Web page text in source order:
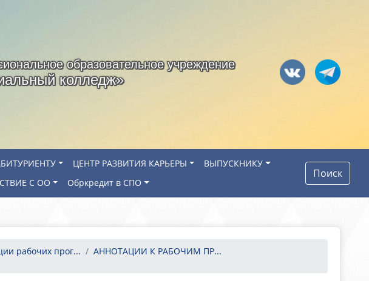
образовательное учреждение
колледж»
ЦЕНТР РАЗВИТИЯ КАРЬЕРЫ
ВЫПУСКНИКУ
С ОО Обркредит в СПО
Поиск
рабочих прог...
АННОТАЦИИ К РАБОЧИМ ПР...